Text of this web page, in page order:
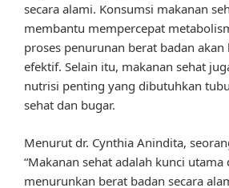
secara alami. Konsumsi makanan
membantu mempercepat
proses penurunan berat badan
efektif. Selain itu, makanan sehat
nutrisi penting yang dibutuhkan
sehat dan bugar.
Menurut dr. Cynthia Anindita,
“Makanan sehat adalah kunci utama
menurunkan berat badan secara